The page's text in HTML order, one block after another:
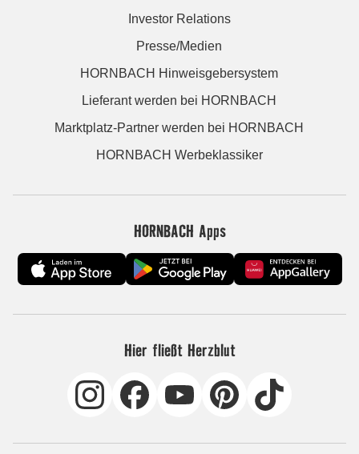
Investor Relations
Presse/Medien
HORNBACH Hinweisgebersystem
Lieferant werden bei HORNBACH
Marktplatz-Partner werden bei HORNBACH
HORNBACH Werbeklassiker
HORNBACH Apps
Hier fließt Herzblut